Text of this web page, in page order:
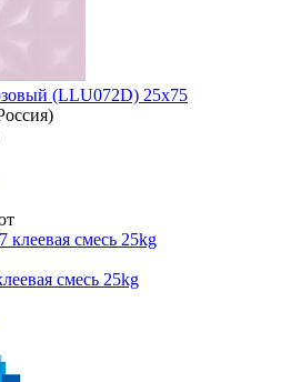
(LLU072D) 25x75
смесь 25kg